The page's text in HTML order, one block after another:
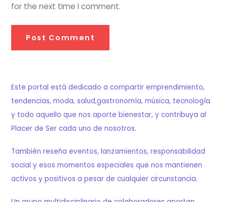
for the next time I comment.
Este portal está dedicado a compartir emprendimiento,
tendencias, moda, salud,gastronomía, música, tecnología
y todo aquello que nos aporte bienestar, y contribuya al
Placer de Ser cada uno de nosotros.
También reseña eventos, lanzamientos, responsabilidad
social y esos momentos especiales que nos mantienen
activos y positivos a pesar de cualquier circunstancia.